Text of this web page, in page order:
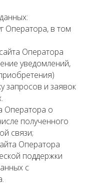
Оператора, в том
Оператора
уведомлений,
запросов и заявок
Оператора о
полученного
связи;
Оператора
поддержки
с